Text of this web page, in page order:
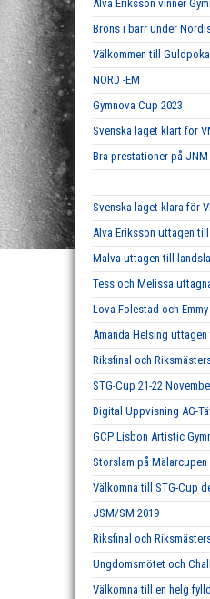
Alva Eriksson vinner
Brons i barr under
Välkommen till
NORD -EM
Gymnova Cup 2023
Svenska laget klart för
Bra prestationer på JNM
Svenska laget klara för
Alva Eriksson uttagen till
Malva uttagen till
Tess och Melissa
Lova Folestad och
Amanda Helsing
Riksfinal och
STG-Cup 21-22
Digital Uppvisning AG-
GCP Lisbon Artistic
Storslam på Mälarcupen
Välkomna till STG-Cup
JSM/SM 2019
Riksfinal och
Ungdomsmötet och
Välkomna till en helg